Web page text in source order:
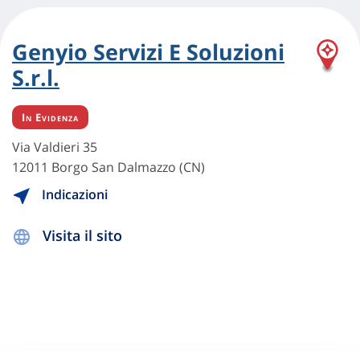
Genyio Servizi E Soluzioni
S.r.l.
In Evidenza
Via Valdieri 35
12011 Borgo San Dalmazzo (CN)
Indicazioni
Visita il sito